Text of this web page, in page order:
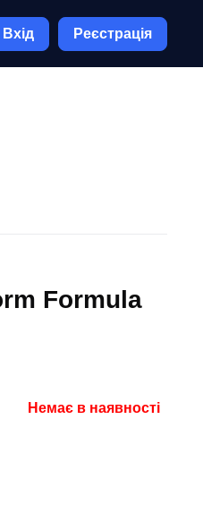
Вхід Реєстрація
Formula
Немає в наявності